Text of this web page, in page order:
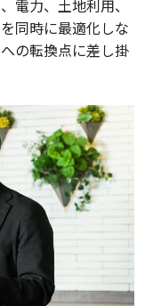
電力、土地利用、
同時に最適化しな
の転換点に差し掛